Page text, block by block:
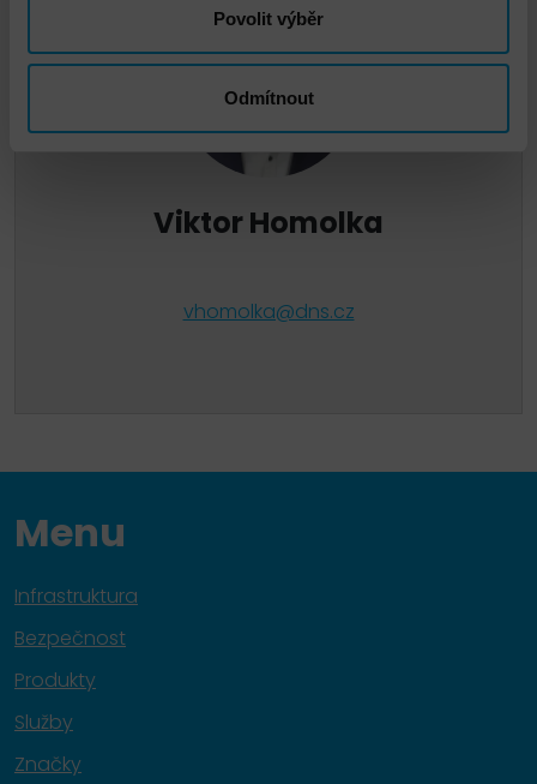
Povolit výběr
Odmítnout
Viktor Homolka
vhomolka@dns.cz
Menu
Infrastruktura
Bezpečnost
Produkty
Služby
Značky